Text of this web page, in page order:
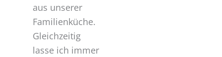
aus unserer
Familienküche.
Gleichzeitig
lasse ich immer